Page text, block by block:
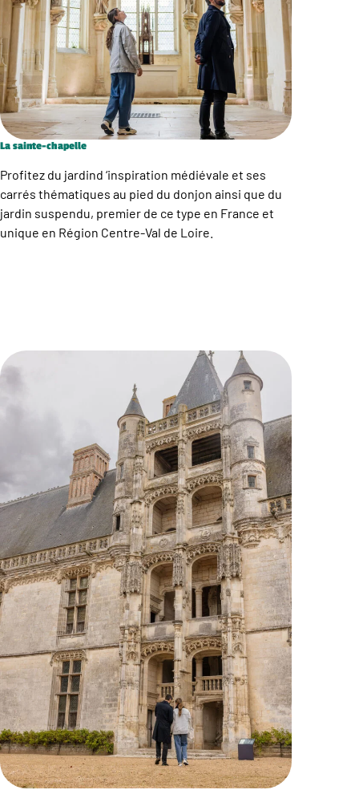
La sainte-chapelle
Profitez du jardind ‘inspiration médiévale et ses
carrés thématiques au pied du donjon ainsi que du
jardin suspendu, premier de ce type en France et
unique en Région Centre-Val de Loire.